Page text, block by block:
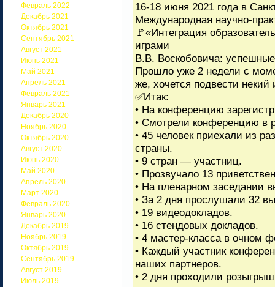
Февраль 2022
Декабрь 2021
Октябрь 2021
Сентябрь 2021
Август 2021
Июнь 2021
Май 2021
Апрель 2021
Февраль 2021
Январь 2021
Декабрь 2020
Ноябрь 2020
Октябрь 2020
Август 2020
Июнь 2020
Май 2020
Апрель 2020
Март 2020
Февраль 2020
Январь 2020
Декабрь 2019
Ноябрь 2019
Октябрь 2019
Сентябрь 2019
Август 2019
Июль 2019
16-18 июня 2021 года в
Международная научно-
🚩«Интеграция
играми
В.В. Воскобовича:
Прошло уже 2 недели с
же, хочется подвести некий
✅Итак:
• На конференцию
• Смотрели конференцию в
• 45 человек приехали из
страны.
• 9 стран — участниц.
• Прозвучало 13
• На пленарном заседании
• За 2 дня прослушали 32
• 19 видеодокладов.
• 16 стендовых докладов.
• 4 мастер-класса в очном
• Каждый участник
наших партнеров.
• 2 дня проходили